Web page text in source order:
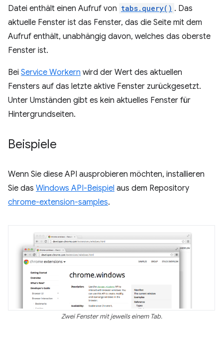
Datei enthält einen Aufruf von tabs.query() . Das
aktuelle Fenster ist das Fenster, das die Seite mit dem
Aufruf enthält, unabhängig davon, welches das oberste
Fenster ist.
Bei Service Workern wird der Wert des aktuellen
Fensters auf das letzte aktive Fenster zurückgesetzt.
Unter Umständen gibt es kein aktuelles Fenster für
Hintergrundseiten.
Beispiele
Wenn Sie diese API ausprobieren möchten, installieren
Sie das Windows API-Beispiel aus dem Repository
chrome-extension-samples.
Zwei Fenster mit jeweils einem Tab.